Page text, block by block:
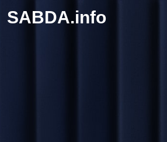
SABDA.info